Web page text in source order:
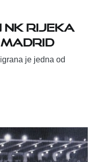
Rijeka
je jedna od